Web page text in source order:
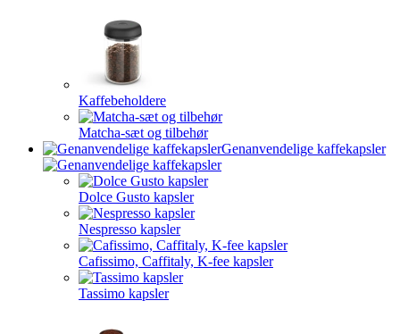
Kaffebeholdere
Matcha-sæt og tilbehør
Genanvendelige kaffekapsler
Dolce Gusto kapsler
Nespresso kapsler
Cafissimo, Caffitaly, K-fee kapsler
Tassimo kapsler